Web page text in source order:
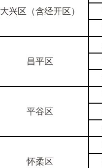
大兴区（含经开区）
昌平区
平谷区
怀柔区